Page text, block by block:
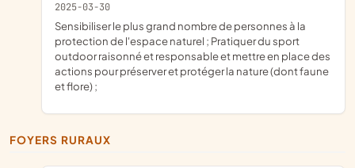
2025-03-30
sensibiliser le plus grand nombre de personnes à la
protection de l'espace naturel ; Pratiquer du sport
outdoor raisonné et responsable et mettre en place des
actions pour préserver et protéger la nature (dont faune
et flore) ;
FOYERS RURAUX